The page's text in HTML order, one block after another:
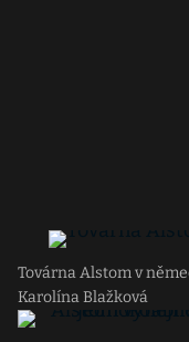
Továrna Alstom v
Karolína Blažková